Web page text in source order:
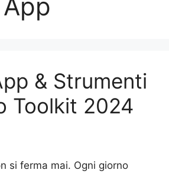
& Strumenti
Toolkit 2024
si ferma mai. Ogni giorno